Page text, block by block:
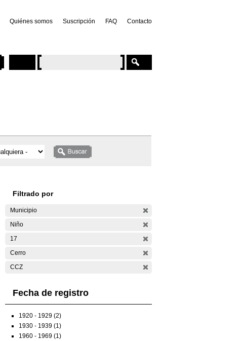
Quiénes somos Suscripción FAQ Contacto
Filtrado por
Municipio
Niño
17
Cerro
CCZ
Fecha de registro
1920 - 1929 (2)
1930 - 1939 (1)
1960 - 1969 (1)